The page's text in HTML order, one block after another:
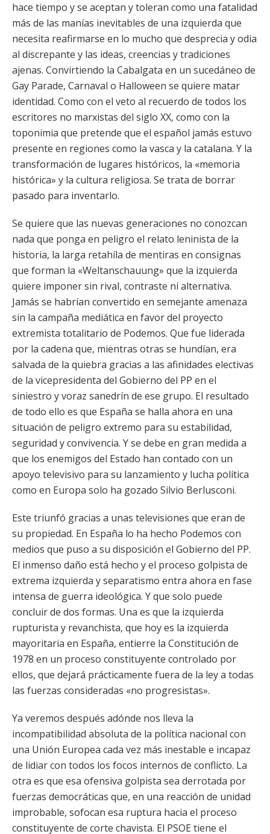
hace tiempo y se aceptan y toleran como una fatalidad
más de las manías inevitables de una izquierda que
necesita reafirmarse en lo mucho que desprecia y odia
al discrepante y las ideas, creencias y tradiciones
ajenas. Convirtiendo la Cabalgata en un sucedáneo de
Gay Parade, Carnaval o Halloween se quiere matar
identidad. Como con el veto al recuerdo de todos los
escritores no marxistas del siglo XX, como con la
toponimia que pretende que el español jamás estuvo
presente en regiones como la vasca y la catalana. Y la
transformación de lugares históricos, la «memoria
histórica» y la cultura religiosa. Se trata de borrar
pasado para inventarlo.
Se quiere que las nuevas generaciones no conozcan
nada que ponga en peligro el relato leninista de la
historia, la larga retahíla de mentiras en consignas
que forman la «Weltanschauung» que la izquierda
quiere imponer sin rival, contraste ni alternativa.
Jamás se habrían convertido en semejante amenaza
sin la campaña mediática en favor del proyecto
extremista totalitario de Podemos. Que fue liderada
por la cadena que, mientras otras se hundían, era
salvada de la quiebra gracias a las afinidades electivas
de la vicepresidenta del Gobierno del PP en el
siniestro y voraz sanedrín de ese grupo. El resultado
de todo ello es que España se halla ahora en una
situación de peligro extremo para su estabilidad,
seguridad y convivencia. Y se debe en gran medida a
que los enemigos del Estado han contado con un
apoyo televisivo para su lanzamiento y lucha política
como en Europa solo ha gozado Silvio Berlusconi.
Este triunfó gracias a unas televisiones que eran de
su propiedad. En España lo ha hecho Podemos con
medios que puso a su disposición el Gobierno del PP.
El inmenso daño está hecho y el proceso golpista de
extrema izquierda y separatismo entra ahora en fase
intensa de guerra ideológica. Y que solo puede
concluir de dos formas. Una es que la izquierda
rupturista y revanchista, que hoy es la izquierda
mayoritaria en España, entierre la Constitución de
1978 en un proceso constituyente controlado por
ellos, que dejará prácticamente fuera de la ley a todas
las fuerzas consideradas «no progresistas».
Ya veremos después adónde nos lleva la
incompatibilidad absoluta de la política nacional con
una Unión Europea cada vez más inestable e incapaz
de lidiar con todos los focos internos de conflicto. La
otra es que esa ofensiva golpista sea derrotada por
fuerzas democráticas que, en una reacción de unidad
improbable, sofocan esa ruptura hacia el proceso
constituyente de corte chavista. El PSOE tiene el